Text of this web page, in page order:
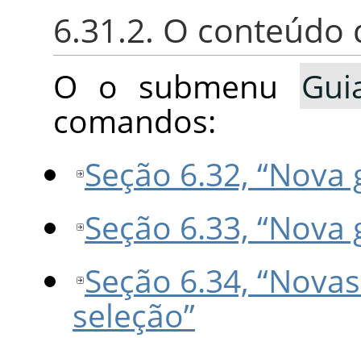
6.31.2. O
O o submenu
comandos:
Seção 6.32,
Seção 6.33, “Nova
Seção 6.34,
seleção”